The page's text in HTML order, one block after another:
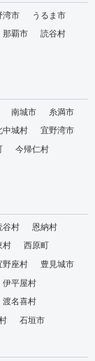
湾市
うるま市
那覇市
読谷村
南城市
糸満市
中城村
宜野湾市
今帰仁村
谷村
恩納村
村
西原町
野座村
豊見城市
伊平屋村
渡名喜村
石垣市